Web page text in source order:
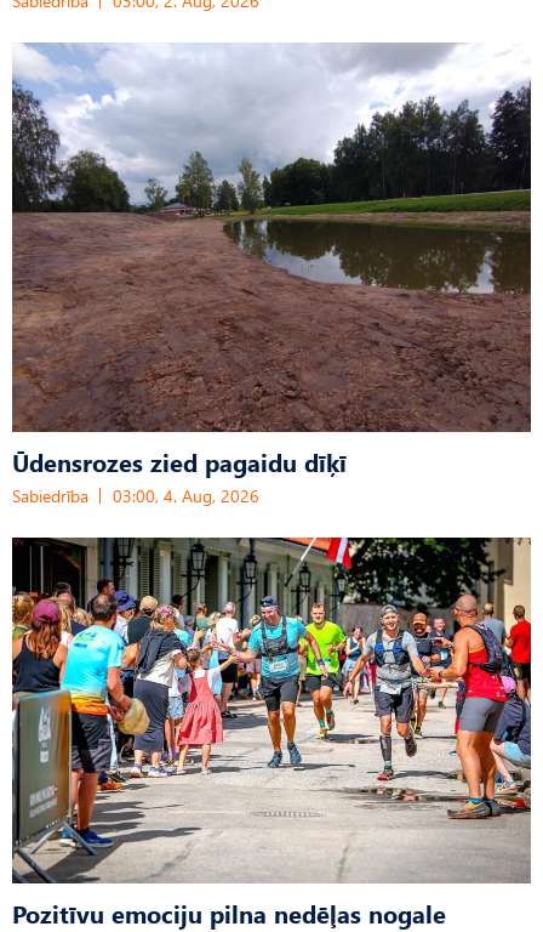
Ūdensrozes zied pagaidu dīķī
Sabiedrība 03:00, 4. Aug, 2026
Pozitīvu emociju pilna nedēļas nogale